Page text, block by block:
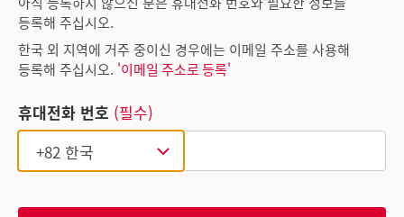
등록해 주십시오.
한국 외 지역에 거주 중이신 경우에는 이메일 주소를 사용해
등록해 주십시오. '이메일 주소로 등록'
휴대전화 번호 (필수)